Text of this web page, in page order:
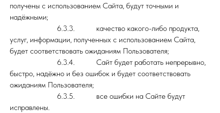
получены с использованием Сайта, будут точными и
надёжными;
6.3.3. качество какого-либо продукта,
услуг, информации, полученных с использованием Сайта,
будет соответствовать ожиданиям Пользователя;
6.3.4. Сайт будет работать непрерывно,
быстро, надёжно и без ошибок и будет соответствовать
ожиданиям Пользователя;
6.3.5. все ошибки на Сайте будут
исправлены.